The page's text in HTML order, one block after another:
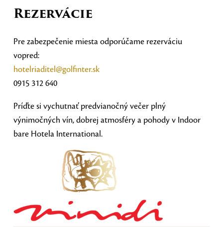
Rezervácie
Pre zabezpečenie miesta odporúčame rezerváciu
vopred:
hotelriaditel@golfinter.sk
0915 312 640
Príďte si vychutnať predvianočný večer plný
výnimočných vín, dobrej atmosféry a pohody v Indoor
bare Hotela International.